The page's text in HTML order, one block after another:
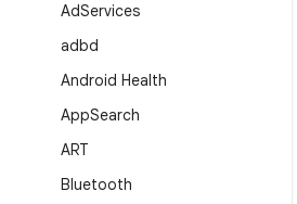
AdServices
adbd
Android Health
AppSearch
ART
Bluetooth